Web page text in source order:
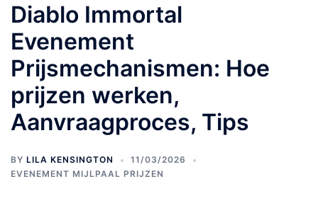
Diablo Immortal
Evenement
Prijsmechanismen: Hoe
prijzen werken,
Aanvraagproces, Tips
BY LILA KENSINGTON
11/03/2026
EVENEMENT MIJLPAAL PRIJZEN